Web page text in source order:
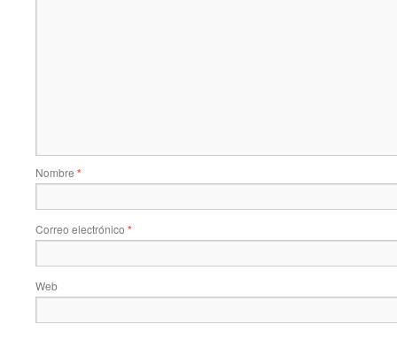
Nombre *
Correo electrónico *
Web